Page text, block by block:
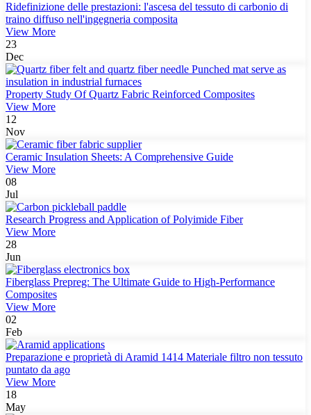
Ridefinizione delle prestazioni: l'ascesa del tessuto di carbonio di
traino diffuso nell'ingegneria composita
View More
23
Dec
Property Study Of Quartz Fabric Reinforced Composites
View More
12
Nov
Ceramic Insulation Sheets: A Comprehensive Guide
View More
08
Jul
Research Progress and Application of Polyimide Fiber
View More
28
Jun
Fiberglass Prepreg: The Ultimate Guide to High-Performance
Composites
View More
02
Feb
Preparazione e proprietà di Aramid 1414 Materiale filtro non tessuto
puntato da ago
View More
18
May